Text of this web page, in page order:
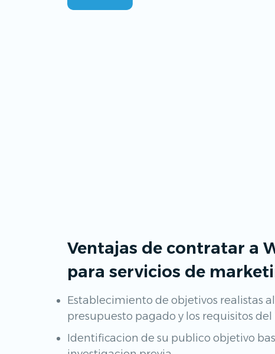
Ventajas de contratar a
para servicios de
Establecimiento de objetivos realistas
presupuesto pagado y los requisitos del
Identificacion de su publico objetivo